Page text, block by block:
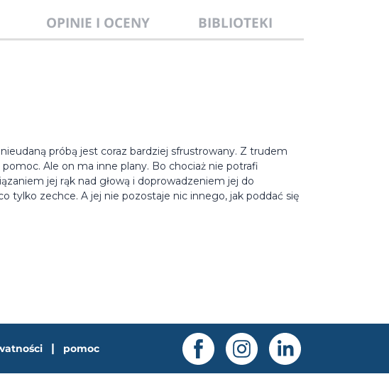
OPINIE I OCENY BIBLIOTEKI
próbą jest coraz bardziej sfrustrowany. Z trudem
Ale on ma inne plany. Bo chociaż nie potrafi
jej rąk nad głową i doprowadzeniem jej do
tylko zechce. A jej nie pozostaje nic innego, jak poddać się
| pomoc